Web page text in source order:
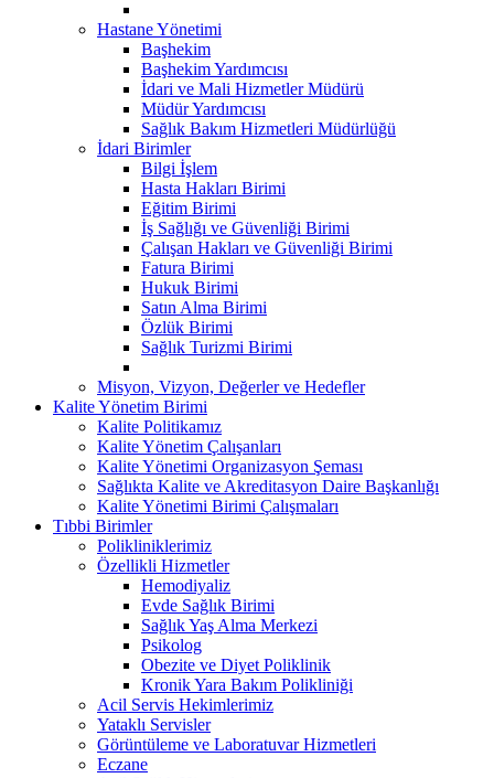
Hastane Yönetimi
Başhekim
Başhekim Yardımcısı
İdari ve Mali Hizmetler Müdürü
Müdür Yardımcısı
Sağlık Bakım Hizmetleri Müdürlüğü
İdari Birimler
Bilgi İşlem
Hasta Hakları Birimi
Eğitim Birimi
İş Sağlığı ve Güvenliği Birimi
Çalışan Hakları ve Güvenliği Birimi
Fatura Birimi
Hukuk Birimi
Satın Alma Birimi
Özlük Birimi
Sağlık Turizmi Birimi
Misyon, Vizyon, Değerler ve Hedefler
Kalite Yönetim Birimi
Kalite Politikamız
Kalite Yönetim Çalışanları
Kalite Yönetimi Organizasyon Şeması
Sağlıkta Kalite ve Akreditasyon Daire Başkanlığı
Kalite Yönetimi Birimi Çalışmaları
Tıbbi Birimler
Polikliniklerimiz
Özellikli Hizmetler
Hemodiyaliz
Evde Sağlık Birimi
Sağlık Yaş Alma Merkezi
Psikolog
Obezite ve Diyet Poliklinik
Kronik Yara Bakım Polikliniği
Acil Servis Hekimlerimiz
Yataklı Servisler
Görüntüleme ve Laboratuvar Hizmetleri
Eczane